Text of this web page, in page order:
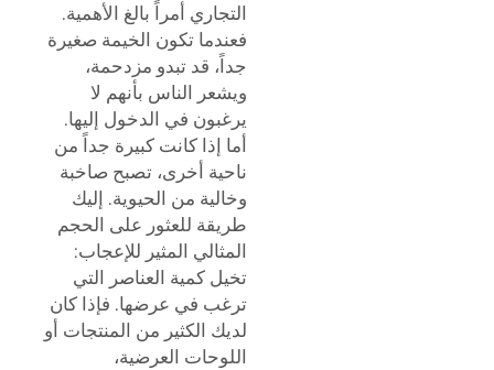
التجاري أمراً بالغ الأهمية.
فعندما تكون الخيمة صغيرة
جداً، قد تبدو مزدحمة،
ويشعر الناس بأنهم لا
يرغبون في الدخول إليها.
أما إذا كانت كبيرة جداً من
ناحية أخرى، تصبح صاخبة
وخالية من الحيوية. إليك
طريقة للعثور على الحجم
المثالي المثير للإعجاب:
تخيل كمية العناصر التي
ترغب في عرضها. فإذا كان
لديك الكثير من المنتجات أو
اللوحات العرضية،